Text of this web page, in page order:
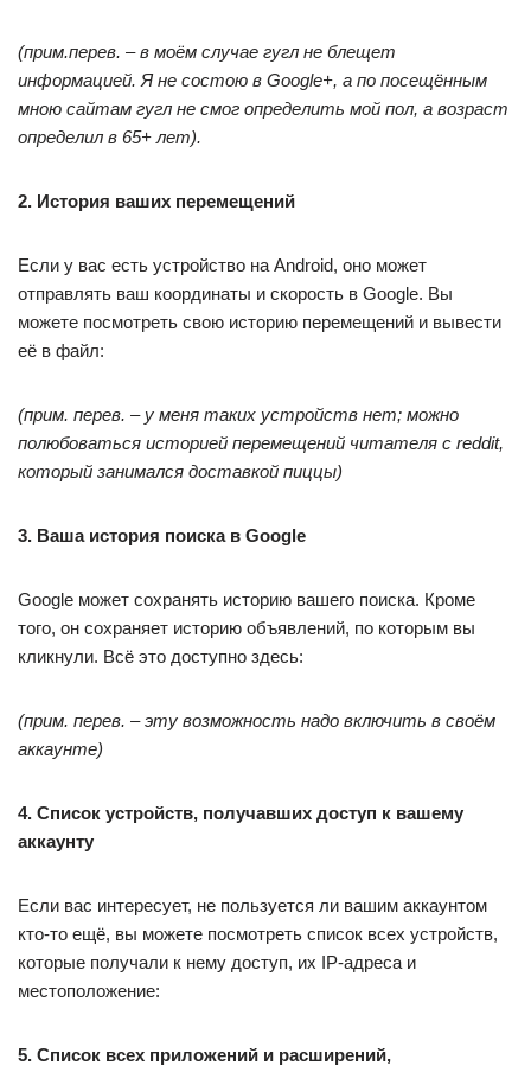
(прим.перев. – в моём случае гугл не блещет
информацией. Я не состою в Google+, а по посещённым
мною сайтам гугл не смог определить мой пол, а возраст
определил в 65+ лет).
2. История ваших перемещений
Если у вас есть устройство на Android, оно может
отправлять ваш координаты и скорость в Google. Вы
можете посмотреть свою историю перемещений и вывести
её в файл:
(прим. перев. – у меня таких устройств нет; можно
полюбоваться историей перемещений читателя с reddit,
который занимался доставкой пиццы)
3. Ваша история поиска в Google
Google может сохранять историю вашего поиска. Кроме
того, он сохраняет историю объявлений, по которым вы
кликнули. Всё это доступно здесь:
(прим. перев. – эту возможность надо включить в своём
аккаунте)
4. Список устройств, получавших доступ к вашему
аккаунту
Если вас интересует, не пользуется ли вашим аккаунтом
кто-то ещё, вы можете посмотреть список всех устройств,
которые получали к нему доступ, их IP-адреса и
местоположение:
5. Список всех приложений и расширений,